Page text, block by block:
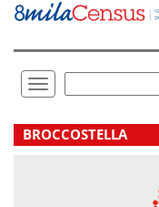
Vai
direttamente
Toggle
navigation
.
BROCCOSTELLA